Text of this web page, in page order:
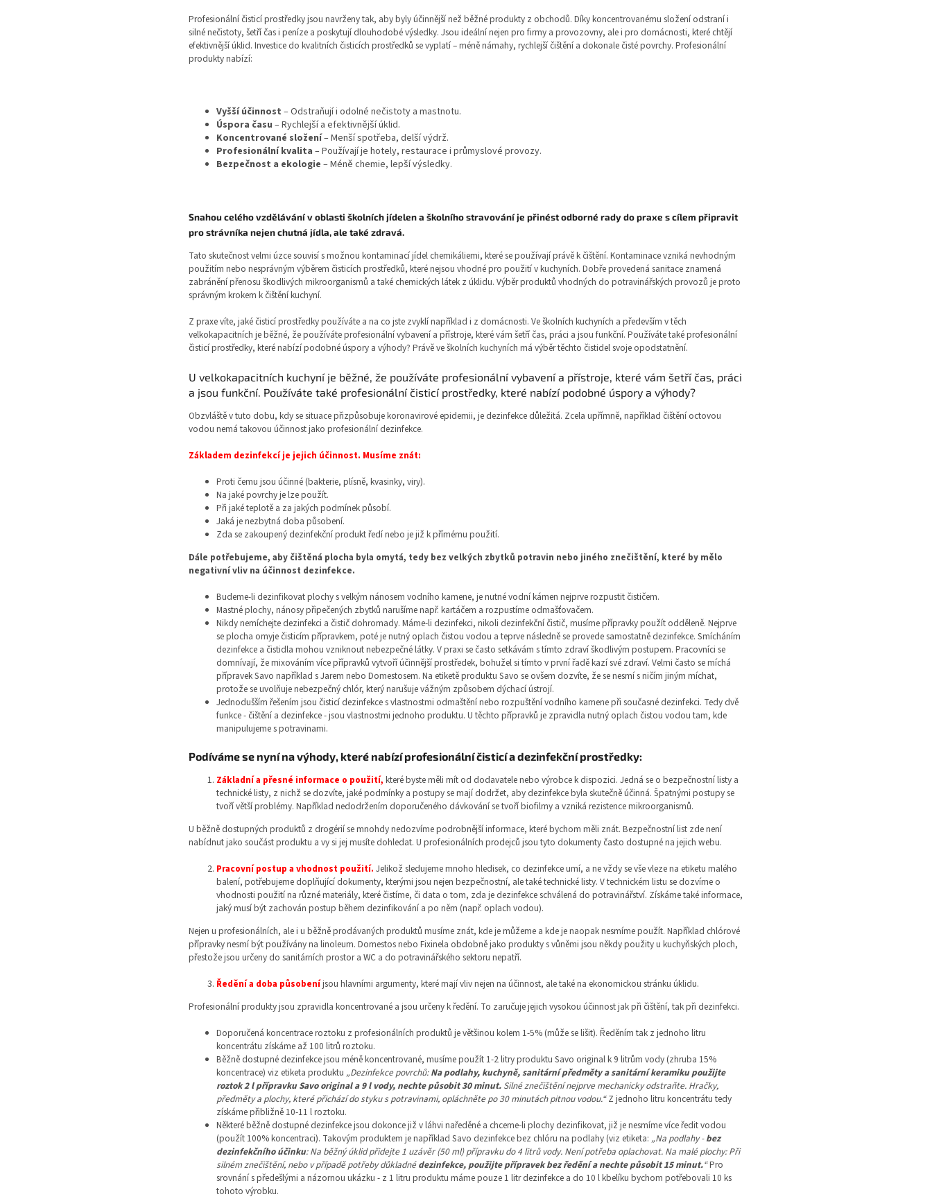
Profesionální čisticí prostředky jsou navrženy tak, aby byly účinnější než běžné produkty z obchodů. Díky koncentrovanému složení odstraní i
silné nečistoty, šetří čas i peníze a poskytují dlouhodobé výsledky. Jsou ideální nejen pro firmy a provozovny, ale i pro domácnosti, které chtějí
efektivnější úklid. Investice do kvalitních čisticích prostředků se vyplatí – méně námahy, rychlejší čištění a dokonale čisté povrchy. Profesionální
produkty nabízí:
Vyšší účinnost – Odstraňují i odolné nečistoty a mastnotu.
Úspora času – Rychlejší a efektivnější úklid.
Koncentrované složení– Menší spotřeba, delší výdrž.
Profesionální kvalita – Používají je hotely, restaurace i průmyslové provozy.
Bezpečnost a ekologie – Méně chemie, lepší výsledky.
Snahou celého vzdělávání v oblasti školních jídelen a školního stravování je přinést odborné rady do praxe s cílem připravit
pro strávníka nejen chutná jídla, ale také zdravá.
Tato skutečnost velmi úzce souvisí s možnou kontaminací jídel chemikáliemi, které se používají právě k čištění. Kontaminace vzniká nevhodným
použitím nebo nesprávným výběrem čisticích prostředků, které nejsou vhodné pro použití v kuchyních. Dobře provedená sanitace znamená
zabránění přenosu škodlivých mikroorganismů a také chemických látek z úklidu. Výběr produktů vhodných do potravinářských provozů je proto
správným krokem k čištění kuchyní.
Z praxe víte, jaké čisticí prostředky používáte a na co jste zvyklí například i z domácnosti. Ve školních kuchyních a především v těch
velkokapacitních je běžné, že používáte profesionální vybavení a přístroje, které vám šetří čas, práci a jsou funkční. Používáte také profesionální
čisticí prostředky, které nabízí podobné úspory a výhody? Právě ve školních kuchyních má výběr těchto čistidel svoje opodstatnění.
U velkokapacitních kuchyní je běžné, že používáte profesionální vybavení a přístroje, které vám šetří čas, práci
a jsou funkční. Používáte také profesionální čisticí prostředky, které nabízí podobné úspory a výhody?
Obzvláště v tuto dobu, kdy se situace přizpůsobuje koronavirové epidemii, je dezinfekce důležitá. Zcela upřímně, například čištění octovou
vodou nemá takovou účinnost jako profesionální dezinfekce.
Základem dezinfekcí je jejich účinnost. Musíme znát:
Proti čemu jsou účinné (bakterie, plísně, kvasinky, viry).
Na jaké povrchy je lze použít.
Při jaké teplotě a za jakých podmínek působí.
Jaká je nezbytná doba působení.
Zda se zakoupený dezinfekční produkt ředí nebo je již k přímému použití.
Dále potřebujeme, aby čištěná plocha byla omytá, tedy bez velkých zbytků potravin nebo jiného znečištění, které by mělo
negativní vliv na účinnost dezinfekce.
Budeme-li dezinfikovat plochy s velkým nánosem vodního kamene, je nutné vodní kámen nejprve rozpustit čističem.
Mastné plochy, nánosy připečených zbytků narušíme např. kartáčem a rozpustíme odmašťovačem.
Nikdy nemíchejte dezinfekci a čistič dohromady. Máme-li dezinfekci, nikoli dezinfekční čistič, musíme přípravky použít odděleně. Nejprve
se plocha omyje čisticím přípravkem, poté je nutný oplach čistou vodou a teprve následně se provede samostatně dezinfekce. Smícháním
dezinfekce a čistidla mohou vzniknout nebezpečné látky. V praxi se často setkávám s tímto zdraví škodlivým postupem. Pracovníci se
domnívají, že mixováním více přípravků vytvoří účinnější prostředek, bohužel si tímto v první řadě kazí své zdraví. Velmi často se míchá
přípravek Savo například s Jarem nebo Domestosem. Na etiketě produktu Savo se ovšem dozvíte, že se nesmí s ničím jiným míchat,
protože se uvolňuje nebezpečný chlór, který narušuje vážným způsobem dýchací ústrojí.
Jednodušším řešením jsou čisticí dezinfekce s vlastnostmi odmaštění nebo rozpuštění vodního kamene při současné dezinfekci. Tedy dvě
funkce - čištění a dezinfekce - jsou vlastnostmi jednoho produktu. U těchto přípravků je zpravidla nutný oplach čistou vodou tam, kde
manipulujeme s potravinami.
Podíváme se nyní na výhody, které nabízí profesionální čisticí a dezinfekční prostředky:
Základní a přesné informace o použití, které byste měli mít od dodavatele nebo výrobce k dispozici. Jedná se o bezpečnostní listy a
technické listy, z nichž se dozvíte, jaké podmínky a postupy se mají dodržet, aby dezinfekce byla skutečně účinná. Špatnými postupy se
tvoří větší problémy. Například nedodržením doporučeného dávkování se tvoří biofilmy a vzniká rezistence mikroorganismů.
U běžně dostupných produktů z drogérií se mnohdy nedozvíme podrobnější informace, které bychom měli znát. Bezpečnostní list zde není
nabídnut jako součást produktu a vy si jej musíte dohledat. U profesionálních prodejců jsou tyto dokumenty často dostupné na jejich webu.
Pracovní postup a vhodnost použití. Jelikož sledujeme mnoho hledisek, co dezinfekce umí, a ne vždy se vše vleze na etiketu malého
balení, potřebujeme doplňující dokumenty, kterými jsou nejen bezpečnostní, ale také technické listy. V technickém listu se dozvíme o
vhodnosti použití na různé materiály, které čistíme, či data o tom, zda je dezinfekce schválená do potravinářství. Získáme také informace,
jaký musí být zachován postup během dezinfikování a po něm (např. oplach vodou).
Nejen u profesionálních, ale i u běžně prodávaných produktů musíme znát, kde je můžeme a kde je naopak nesmíme použít. Například chlórové
přípravky nesmí být používány na linoleum. Domestos nebo Fixinela obdobně jako produkty s vůněmi jsou někdy použity u kuchyňských ploch,
přestože jsou určeny do sanitárních prostor a WC a do potravinářského sektoru nepatří.
Ředění a doba působeníjsou hlavními argumenty, které mají vliv nejen na účinnost, ale také na ekonomickou stránku úklidu.
Profesionální produkty jsou zpravidla koncentrované a jsou určeny k ředění. To zaručuje jejich vysokou účinnost jak při čištění, tak při dezinfekci.
Doporučená koncentrace roztoku z profesionálních produktů je většinou kolem 1-5% (může se lišit). Ředěním tak z jednoho litru
koncentrátu získáme až 100 litrů roztoku.
Běžně dostupné dezinfekce jsou méně koncentrované, musíme použít 1-2 litry produktu Savo original k 9 litrům vody (zhruba 15%
koncentrace) viz etiketa produktu „Dezinfekce povrchů:Na podlahy, kuchyně, sanitární předměty a sanitární keramiku použijte
roztok 2 l přípravku Savo original a 9 l vody, nechte působit 30 minut. Silné znečištění nejprve mechanicky odstraňte. Hračky,
předměty a plochy, které přichází do styku s potravinami, opláchněte po 30 minutách pitnou vodou.“Z jednoho litru koncentrátu tedy
získáme přibližně 10-11 l roztoku.
Některé běžně dostupné dezinfekce jsou dokonce již v láhvi naředěné a chceme-li plochy dezinfikovat, již je nesmíme více ředit vodou
(použít 100% koncentraci). Takovým produktem je například Savo dezinfekce bez chlóru na podlahy (viz etiketa: „Na podlahy -bez
dezinfekčního účinku: Na běžný úklid přidejte 1 uzávěr (50 ml) přípravku do 4 litrů vody. Není potřeba oplachovat. Na malé plochy: Při
silném znečištění, nebo v případě potřeby důkladnédezinfekce, použijte přípravek bez ředění a nechte působit 15 minut.“Pro
srovnání s předešlými a názornou ukázku - z 1 litru produktu máme pouze 1 litr dezinfekce a do 10 l kbelíku bychom potřebovali 10 ks
tohoto výrobku.